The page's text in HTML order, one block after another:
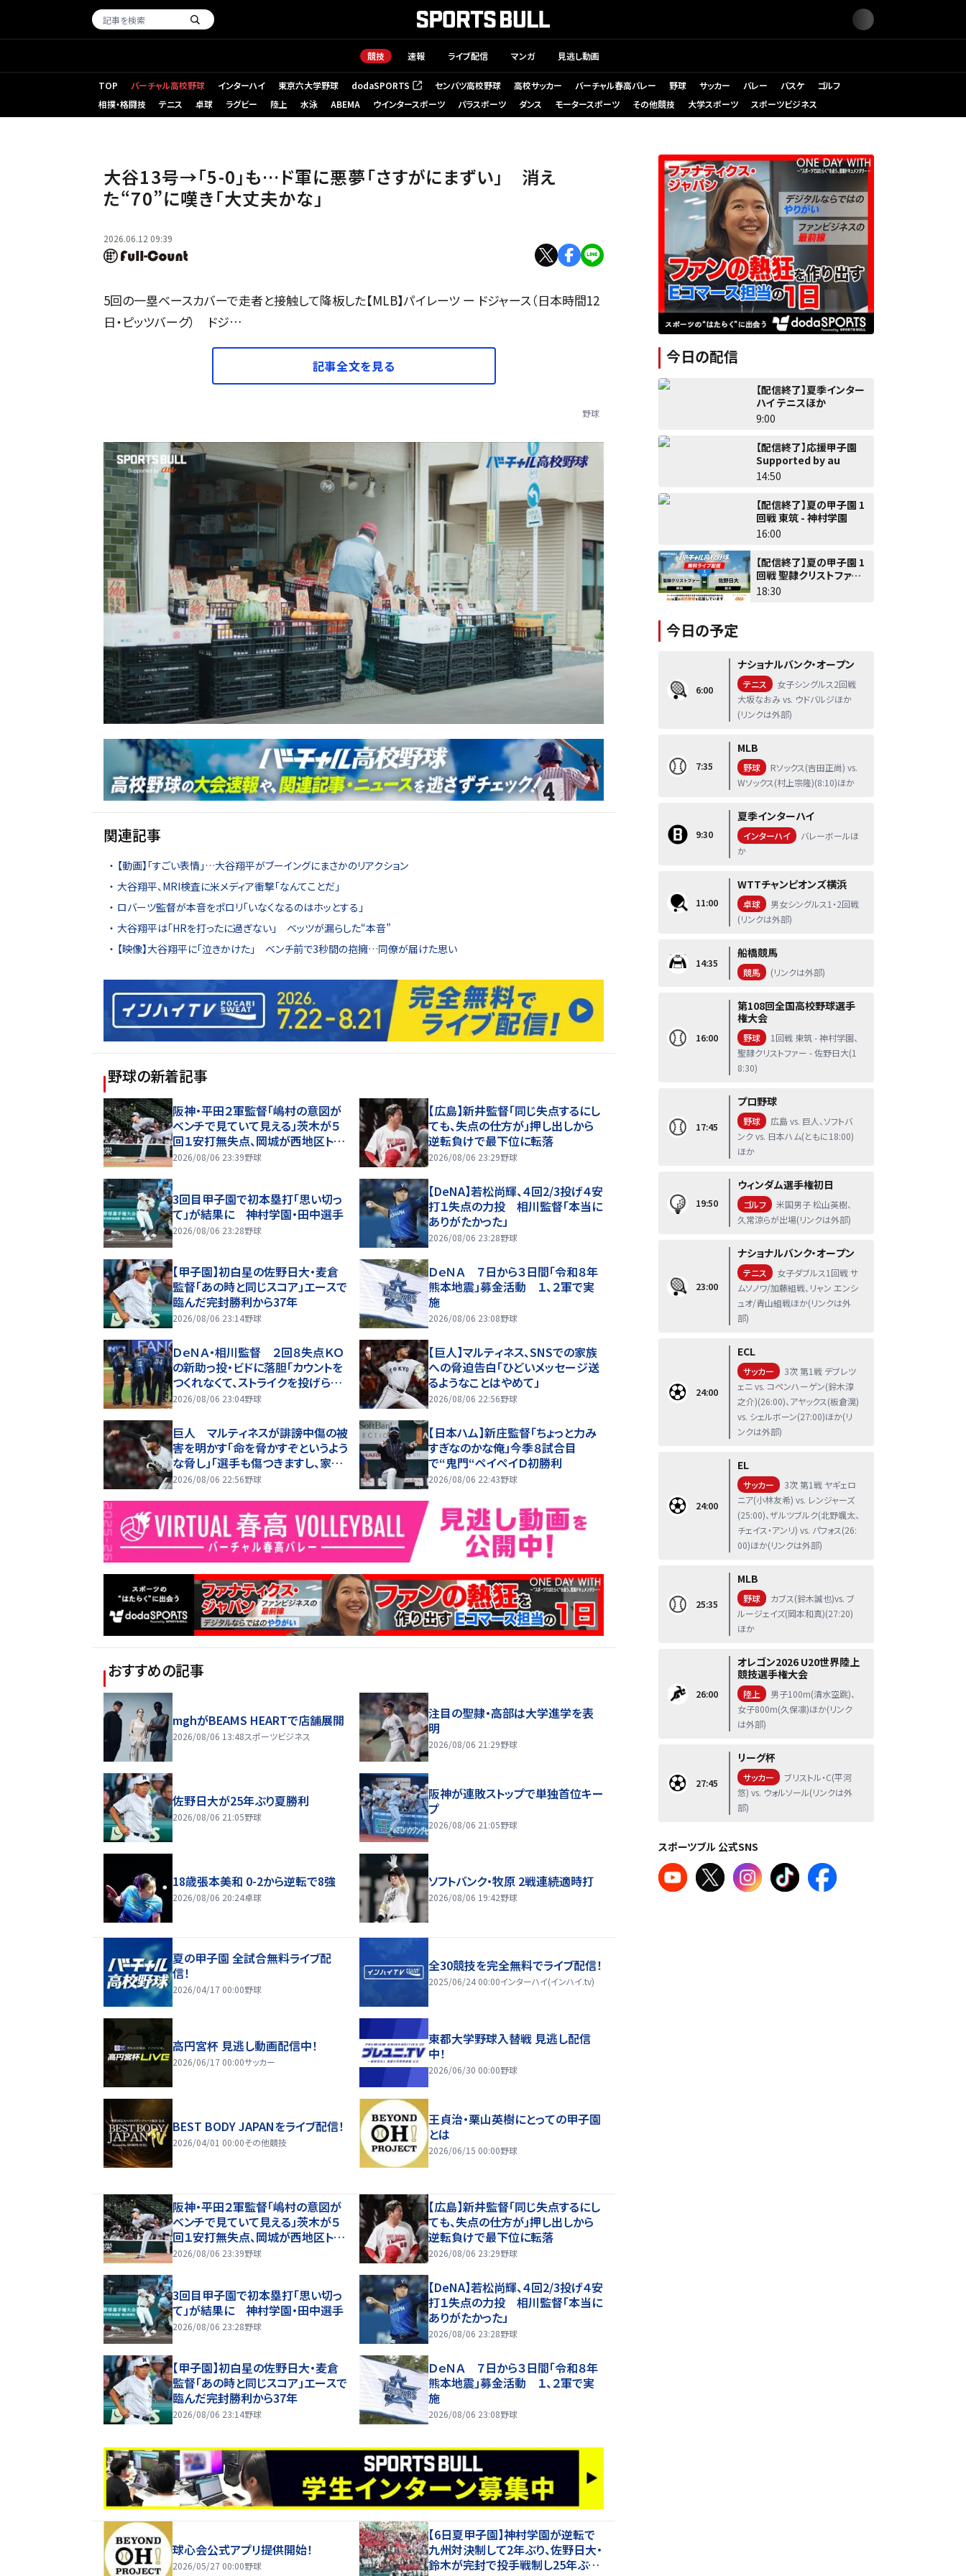
競技 速報 ライブ配信 マンガ 見逃し動画
TOP バーチャル高校野球 インターハイ 東京六大学野球 dodaSPORTS
（新しいタブで開く） センバツ高校野球 高校サッカー バーチャル春高バレー 野球 サッカー バレー バスケ
ゴルフ
相撲・格闘技
テニス 卓球 ラグビー 陸上 水泳 ABEMA ウインタースポーツ パラスポーツ ダンス モータースポーツ その他競技 大学スポーツ スポーツビジネス
大谷13号→「5-0」も…ド軍に悪夢「さすがにまずい」 消え
た“70”に嘆き「大丈夫かな」
2026.06.12 09:39
5回の一塁ベースカバーで走者と接触して降板した【MLB】パイレーツ ー ドジャース（日本時間12
日・ピッツバーグ） ドジ…
記事全文を見る
野球
関連記事
【動画】「すごい表情」…大谷翔平がブーイングにまさかのリアクション
大谷翔平、MRI検査に米メディア衝撃「なんてことだ」
ロバーツ監督が本音をポロリ「いなくなるのはホッとする」
大谷翔平は「HRを打ったに過ぎない」 ベッツが漏らした“本音”
【映像】大谷翔平に「泣きかけた」 ベンチ前で3秒間の抱擁…同僚が届けた思い
野球の新着記事
阪神・平田２軍監督「嶋村の意図が
ベンチで見ていて見える」茨木が５
回１安打無失点、岡城が西地区トッ
プタイ１７盗塁
2026/08/06 23:39野球
【広島】新井監督「同じ失点するにし
ても、失点の仕方が」押し出しから
逆転負けで最下位に転落
2026/08/06 23:29野球
3回目甲子園で初本塁打「思い切っ
て」が結果に 神村学園・田中選手
2026/08/06 23:28野球
【DeNA】若松尚輝、４回2/3投げ４安
打１失点の力投 相川監督「本当に
ありがたかった」
2026/08/06 23:28野球
【甲子園】初白星の佐野日大・麦倉
監督「あの時と同じスコア」エースで
臨んだ完封勝利から37年
2026/08/06 23:14野球
ＤｅＮＡ ７日から３日間「令和８年
熊本地震」募金活動 １、２軍で実
施
2026/08/06 23:08野球
ＤｅＮＡ・相川監督 ２回８失点ＫＯ
の新助っ投・ビドに落胆「カウントを
つくれなくて、ストライクを投げられ
ない」２軍再調整を明言
2026/08/06 23:04野球
【巨人】マルティネス、SNSでの家族
への脅迫告白「ひどいメッセージ送
るようなことはやめて」
2026/08/06 22:56野球
巨人 マルティネスが誹謗中傷の被
害を明かす「命を脅かすぞというよう
な脅し」「選手も傷つきますし、家族
は全く関係ない存在なので」
2026/08/06 22:56野球
【日本ハム】新庄監督「ちょっと力み
すぎなのかな俺」今季８試合目
で“鬼門“ペイペイＤ初勝利
2026/08/06 22:43野球
おすすめの記事
mghがBEAMS HEARTで店舗展開
2026/08/06 13:48スポーツビジネス
注目の聖隷・高部は大学進学を表
明
2026/08/06 21:29野球
佐野日大が25年ぶり夏勝利
2026/08/06 21:05野球
阪神が連敗ストップで単独首位キー
プ
2026/08/06 21:05野球
18歳張本美和 0-2から逆転で8強
2026/08/06 20:24卓球
ソフトバンク・牧原 2戦連続適時打
2026/08/06 19:42野球
夏の甲子園 全試合無料ライブ配
信！
2026/04/17 00:00野球
全30競技を完全無料でライブ配信！
2025/06/24 00:00インターハイ(インハイ.tv)
高円宮杯 見逃し動画配信中！
2026/06/17 00:00サッカー
東都大学野球入替戦 見逃し配信
中！
2026/06/30 00:00野球
BEST BODY JAPANをライブ配信！
2026/04/01 00:00その他競技
王貞治・栗山英樹にとっての甲子園
とは
2026/06/15 00:00野球
阪神・平田２軍監督「嶋村の意図が
ベンチで見ていて見える」茨木が５
回１安打無失点、岡城が西地区トッ
プタイ１７盗塁
2026/08/06 23:39野球
【広島】新井監督「同じ失点するにし
ても、失点の仕方が」押し出しから
逆転負けで最下位に転落
2026/08/06 23:29野球
3回目甲子園で初本塁打「思い切っ
て」が結果に 神村学園・田中選手
2026/08/06 23:28野球
【DeNA】若松尚輝、４回2/3投げ４安
打１失点の力投 相川監督「本当に
ありがたかった」
2026/08/06 23:28野球
【甲子園】初白星の佐野日大・麦倉
監督「あの時と同じスコア」エースで
臨んだ完封勝利から37年
2026/08/06 23:14野球
ＤｅＮＡ ７日から３日間「令和８年
熊本地震」募金活動 １、２軍で実
施
2026/08/06 23:08野球
球心会公式アプリ提供開始！
2026/05/27 00:00野球
【6日夏甲子園】神村学園が逆転で
九州対決制して2年ぶり、佐野日大・
鈴木が完封で投手戦制し25年ぶり
今日の配信
【配信終了】夏季インター
ハイ テニスほか
9:00
【配信終了】応援甲子園
Supported by au
14:50
【配信終了】夏の甲子園 1
回戦 東筑 - 神村学園
16:00
【配信終了】夏の甲子園 1
回戦 聖隷クリストファー -
佐野日大
18:30
今日の予定
6:00
ナショナルバンク・オープン
テニス
女子シングルス2回戦
大坂なおみ vs. ウドバルジほか
(リンクは外部)
7:35
MLB
野球
Rソックス(吉田正尚) vs.
Wソックス(村上宗隆)(8:10)ほか
9:30
夏季インターハイ
インターハイ
バレーボールほ
か
11:00
WTTチャンピオンズ横浜
卓球
男女シングルス1・2回戦
(リンクは外部)
14:35
船橋競馬
競馬 (リンクは外部)
16:00
第108回全国高校野球選手
権大会
野球
1回戦 東筑 - 神村学園、
聖隷クリストファー - 佐野日大(1
8:30)
17:45
プロ野球
野球
広島 vs. 巨人、ソフトバ
ンク vs. 日本ハム(ともに18:00)
ほか
19:50
ウィンダム選手権初日
ゴルフ
米国男子 松山英樹、
久常涼らが出場(リンクは外部)
23:00
ナショナルバンク・オープン
テニス
女子ダブルス1回戦 サ
ムソノワ/加藤組戦、リャン エンシ
ュオ/青山組戦ほか(リンクは外
部)
24:00
ECL
サッカー
3次 第1戦 デブレツ
ェニ vs. コペンハーゲン(鈴木淳
之介)(26:00)、アヤックス(板倉滉)
vs. シェルボーン(27:00)ほか(リ
ンクは外部)
24:00
EL
サッカー
3次 第1戦 ヤギェロ
ニア(小林友希) vs. レンジャーズ
(25:00)、ザルツブルク(北野颯太、
チェイス・アンリ) vs. パフォス(26:
00)ほか(リンクは外部)
25:35
MLB
野球
カブス(鈴木誠也)vs. ブ
ルージェイズ(岡本和真)(27:20)
ほか
26:00
オレゴン2026 U20世界陸上
競技選手権大会
陸上
男子100m(清水空跳)、
女子800m(久保凛)ほか(リンク
は外部)
27:45
リーグ杯
サッカー
ブリストル・C(平河
悠) vs. ウォルソール(リンクは外
部)
スポーツブル 公式SNS